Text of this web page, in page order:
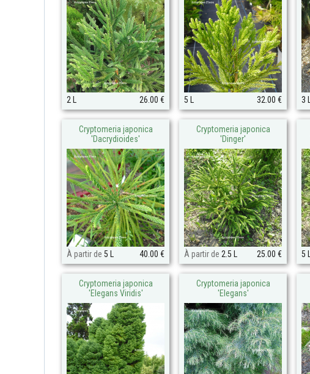
2 L 26.00 € 5 L 32.00 € 3 L
Cryptomeria japonica
'Dacrydioides'
À partir de 5 L 40.00 €
Cryptomeria japonica
'Dinger'
À partir de 2.5 L 25.00 € 5 L
Cryptomeria japonica
'Elegans Viridis'
Cryptomeria japonica
'Elegans'